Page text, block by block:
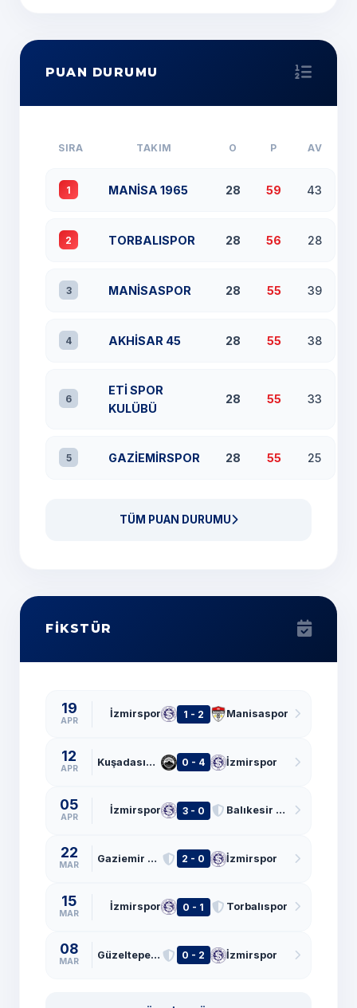
PUAN DURUMU
SIRA TAKIM O P AV
1 MANİSA 1965 28 59 43
2 TORBALISPOR 28 56 28
3 MANİSASPOR 28 55 39
4 AKHİSAR 45 28 55 38
6
ETİ SPOR
KULÜBÜ
28 55 33
5 GAZİEMİRSPOR 28 55 25
TÜM PUAN DURUMU
FİKSTÜR
19
APR
İzmirspor 1 - 2 Manisaspor
12
APR
Kuşadasıspor 0 - 4 İzmirspor
05
APR
İzmirspor 3 - 0 Balıkesir BŞB
22
MAR
Gaziemir GSK 2 - 0 İzmirspor
15
MAR
İzmirspor 0 - 1 Torbalıspor
08
MAR
Güzeltepe FSK 0 - 2 İzmirspor